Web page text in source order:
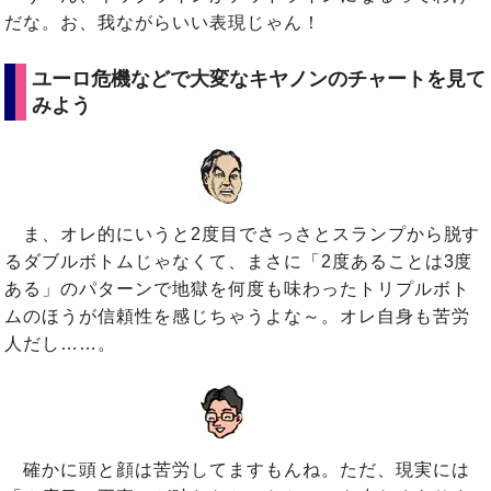
だな。お、我ながらいい表現じゃん！
ユーロ危機などで大変なキヤノンのチャートを見て
みよう
ま、オレ的にいうと2度目でさっさとスランプから脱す
るダブルボトムじゃなくて、まさに「2度あることは3度
ある」のパターンで地獄を何度も味わったトリプルボト
ムのほうが信頼性を感じちゃうよな～。オレ自身も苦労
人だし……。
確かに頭と顔は苦労してますもんね。ただ、現実には